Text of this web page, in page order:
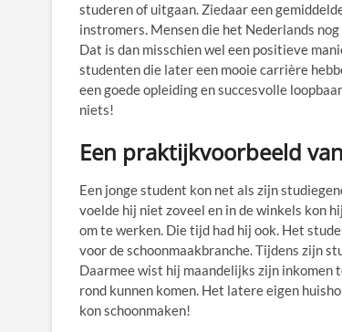
studeren of uitgaan. Ziedaar een
instromers. Mensen die het Nederlands
Dat is dan misschien wel een positieve
studenten die later een mooie carrière
een goede opleiding en succesvolle
niets!
Een praktijkvoorbeeld
Een jonge student kon net als zijn
voelde hij niet zoveel en in de winkels kon
om te werken. Die tijd had hij ook. Het
voor de schoonmaakbranche. Tijdens zijn
Daarmee wist hij maandelijks zijn inkomen
rond kunnen komen. Het latere eigen
kon schoonmaken!